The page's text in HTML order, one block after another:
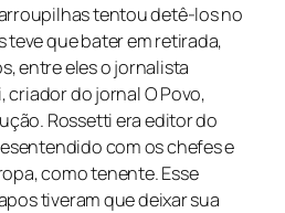
tentou detê-los no
teve que bater em retirada,
entre eles o jornalista
criador do jornalO Povo,
Rossetti era editor do
com os chefes e
como tenente. Esse
tiveram que deixar sua